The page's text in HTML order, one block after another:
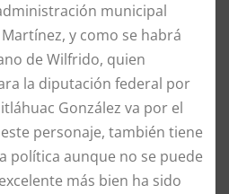
municipal
y como se habrá
de Wilfrido, quien
la diputación federal por
González va por el
personaje, también tiene
política aunque no se puede
más bien ha sido